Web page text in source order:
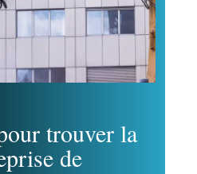
trouver la
de